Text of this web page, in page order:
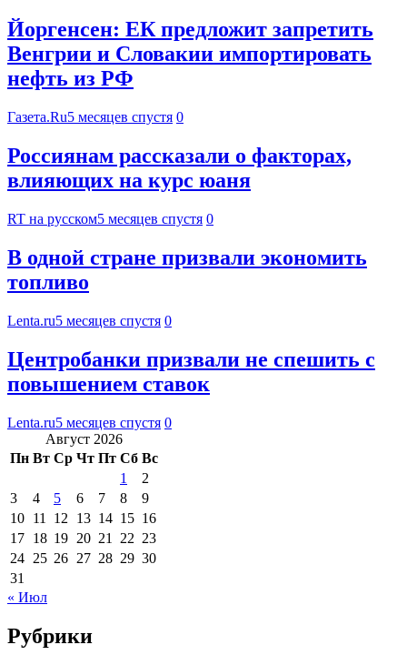
Йоргенсен: ЕК предложит запретить
Венгрии и Словакии импортировать
нефть из РФ
Газета.Ru5 месяцев спустя 0
Россиянам рассказали о факторах,
влияющих на курс юаня
RT на русском5 месяцев спустя 0
В одной стране призвали экономить
топливо
Lenta.ru5 месяцев спустя 0
Центробанки призвали не спешить с
повышением ставок
Lenta.ru5 месяцев спустя 0
Август 2026
Пн Вт Ср Чт Пт Сб Вс
1
2
3
4 5 6 7 8
9
10 11 12 13 14 15 16
17 18 19 20 21 22 23
24 25 26 27 28 29 30
31
« Июл
Рубрики